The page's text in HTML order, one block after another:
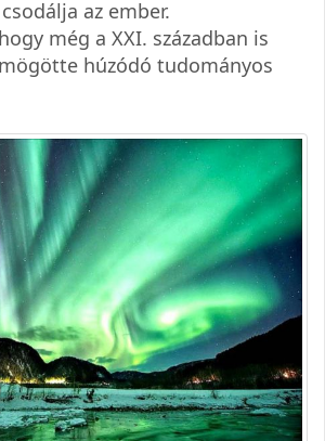
az ember.
még a XXI. században is
húzódó tudományos